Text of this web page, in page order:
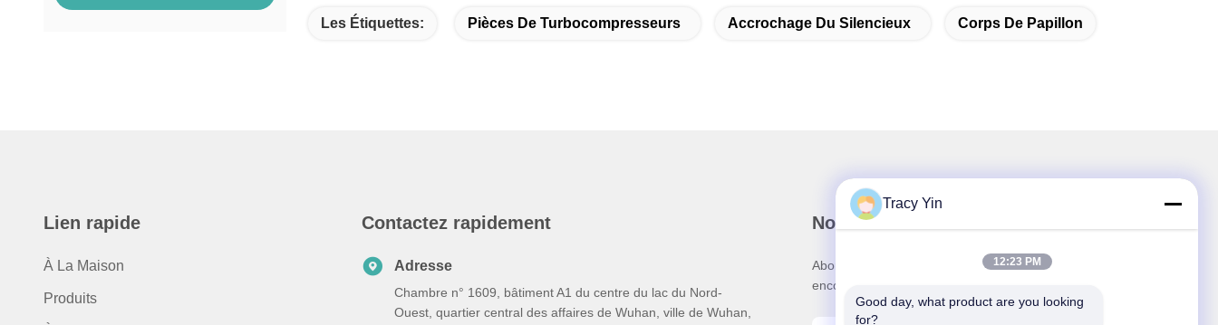
Les Étiquettes: Pièces De Turbocompresseurs Accrochage Du Silencieux Corps De Papillon
Lien rapide
À La Maison
Produits
Contactez rapidement
Adresse
Chambre n° 1609, bâtiment A1 du centre du lac du Nord-
Ouest, quartier central des affaires de Wuhan, ville de Wuhan,
Notre newsletter
Abonnez-vous à notre newsletter pour des réductions et plus
encore.
Tracy Yin
12:23 PM
Good day, what product are you looking
for?